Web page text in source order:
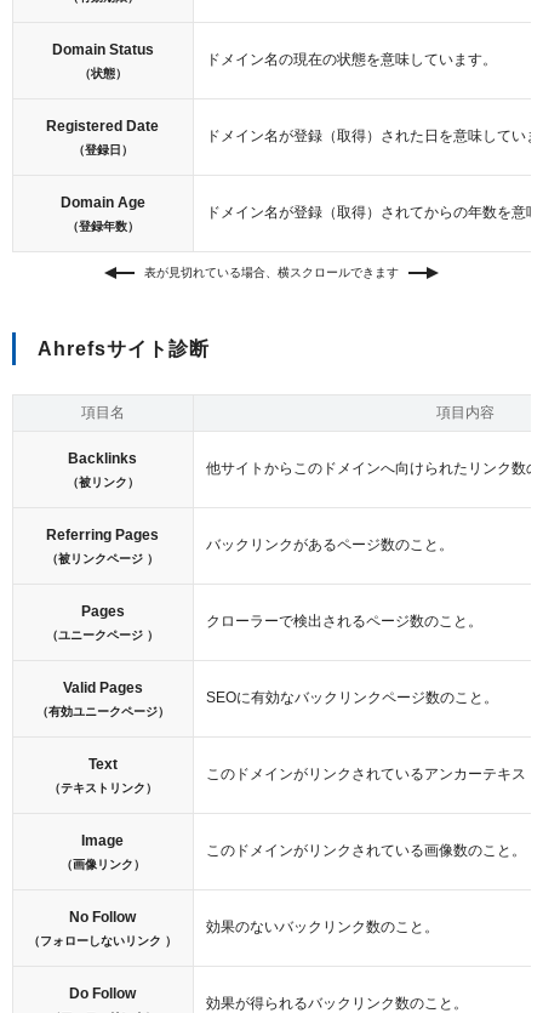
Domain Status
（状態）
ドメイン名の現在の状態を意味しています。
Registered Date
（登録日）
ドメイン名が登録（取得）された日を意味してい
Domain Age
（登録年数）
ドメイン名が登録（取得）されてからの年数を意
表が見切れている場合、横スクロールできます
Ahrefsサイト診断
項目名 項目内容
Backlinks
（被リンク）
他サイトからこのドメインへ向けられたリンク数
Referring Pages
（被リンクページ ）
バックリンクがあるページ数のこと。
Pages
（ユニークページ ）
クローラーで検出されるページ数のこと。
Valid Pages
（有効ユニークページ）
SEOに有効なバックリンクページ数のこと。
Text
（テキストリンク）
このドメインがリンクされているアンカーテキス
Image
（画像リンク）
このドメインがリンクされている画像数のこと。
No Follow
（フォローしないリンク ）
効果のないバックリンク数のこと。
Do Follow
効果が得られるバックリンク数のこと。